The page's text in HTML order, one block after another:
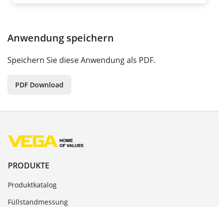
Anwendung speichern
Speichern Sie diese Anwendung als PDF.
PDF Download
PRODUKTE
Produktkatalog
Füllstandmessung